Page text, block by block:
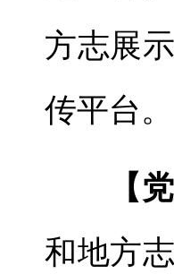
方志展
传平台。
【
和地方